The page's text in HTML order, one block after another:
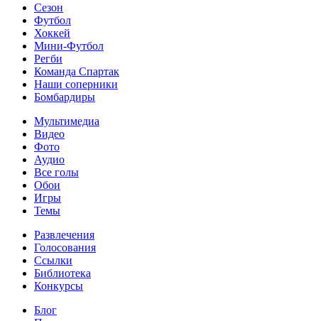
Сезон
Футбол
Хоккей
Мини-Футбол
Регби
Команда Спартак
Наши соперники
Бомбардиры
Мультимедиа
Видео
Фото
Аудио
Все голы
Обои
Игры
Темы
Развлечения
Голосования
Ссылки
Библиотека
Конкурсы
Блог